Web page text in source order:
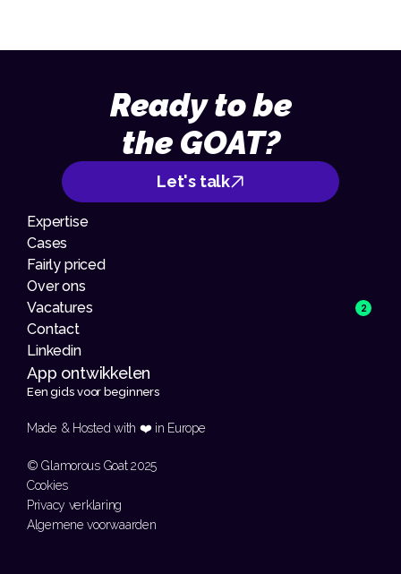
Ready to be
the GOAT?
Let's talk
Expertise
Cases
Fairly priced
Over ons
Vacatures
2
Contact
Linkedin
Een gids voor beginners
Made & Hosted with ❤️ in Europe
© Glamorous Goat 2025
Cookies
Privacy verklaring
Algemene voorwaarden